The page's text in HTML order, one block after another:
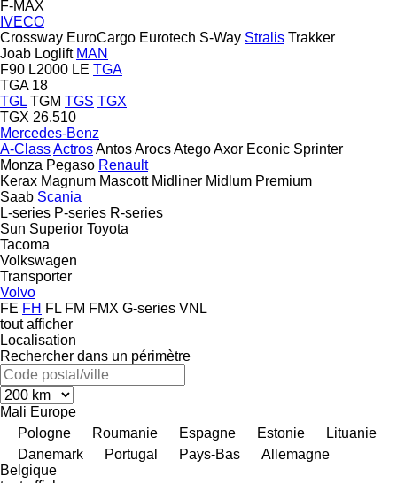
F-MAX
IVECO
Crossway EuroCargo Eurotech S-Way Stralis Trakker
Joab Loglift MAN
F90 L2000 LE TGA
TGA 18
TGL TGM TGS TGX
TGX 26.510
Mercedes-Benz
A-ClassActrosAntosArocsAtegoAxor Econic Sprinter
Monza Pegaso Renault
Kerax Magnum Mascott Midliner Midlum Premium
Saab Scania
L-series P-series R-series
Sun Superior Toyota
Tacoma
Volkswagen
Transporter
Volvo
FE FH FL FM FMX G-series VNL
tout afficher
Localisation
Rechercher dans un périmètre
Mali Europe
Pologne
Roumanie Espagne Estonie
Lituanie
Danemark
Portugal Pays-Bas
Allemagne
Belgique